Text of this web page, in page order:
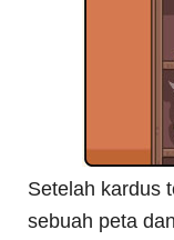
Setelah kardus
sebuah peta